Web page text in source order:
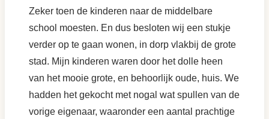
Zeker toen de kinderen naar de middelbare
school moesten. En dus besloten wij een stukje
verder op te gaan wonen, in dorp vlakbij de grote
stad. Mijn kinderen waren door het dolle heen
van het mooie grote, en behoorlijk oude, huis. We
hadden het gekocht met nogal wat spullen van de
vorige eigenaar, waaronder een aantal prachtige